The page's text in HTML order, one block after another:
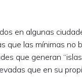
en algunas
que las mínimas no
que generan
que en su